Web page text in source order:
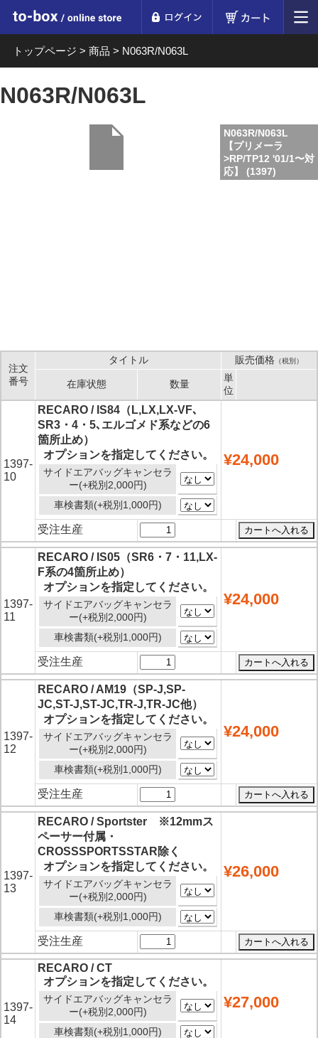
to-box online store
トップページ > 商品 > N063R/N063L
N063R/N063L
N063R/N063L
【プリメーラ
>RP/TP12 '01/1〜対
応】 (1397)
注文
番号
タイトル 販売価格 （税別）
在庫状態 数量
単
位
1397-
10
RECARO / IS84（L,LX,LX-VF､
SR3・4・5､エルゴメド系などの6
箇所止め）
オプションを指定してください。
サイドエアバッグキャンセラ
ー(+税別2,000円)
車検書類(+税別1,000円)
¥24,000
受注生産
1397-
11
RECARO / IS05（SR6・7・11,LX-
F系の4箇所止め）
オプションを指定してください。
サイドエアバッグキャンセラ
ー(+税別2,000円)
車検書類(+税別1,000円)
¥24,000
受注生産
1397-
12
RECARO / AM19（SP-J,SP-
JC,ST-J,ST-JC,TR-J,TR-JC他）
オプションを指定してください。
サイドエアバッグキャンセラ
ー(+税別2,000円)
車検書類(+税別1,000円)
¥24,000
受注生産
1397-
13
RECARO / Sportster ※12mmス
ペーサー付属・
CROSSSPORTSSTAR除く
オプションを指定してください。
サイドエアバッグキャンセラ
ー(+税別2,000円)
車検書類(+税別1,000円)
¥26,000
受注生産
1397-
14
RECARO / CT
オプションを指定してください。
サイドエアバッグキャンセラ
ー(+税別2,000円)
車検書類(+税別1,000円)
¥27,000